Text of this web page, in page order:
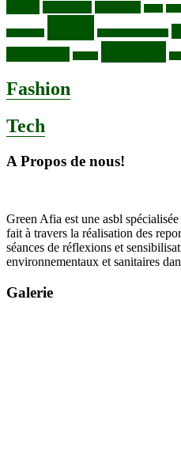
Fashion
Tech
A Propos de nous!
Green Afia est une asbl
fait à travers la réalisation des
séances de réflexions et
environnementaux et sanitaires
Galerie